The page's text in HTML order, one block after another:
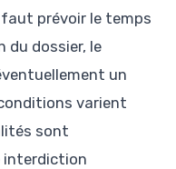
prévoir le temps
du dossier, le
un
varient
sont
interdiction